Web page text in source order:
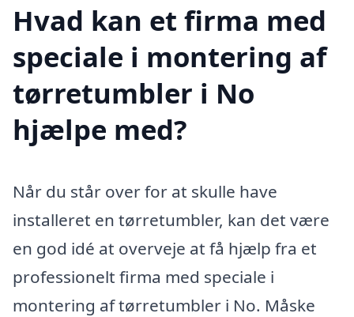
Hvad kan et firma med
speciale i montering af
tørretumbler i No
hjælpe med?
Når du står over for at skulle have
installeret en tørretumbler, kan det være
en god idé at overveje at få hjælp fra et
professionelt firma med speciale i
montering af tørretumbler i No. Måske